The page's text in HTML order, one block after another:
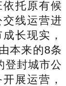
托原有候
线运营进
长现实，
本来的8条
登封城市公
展运营，